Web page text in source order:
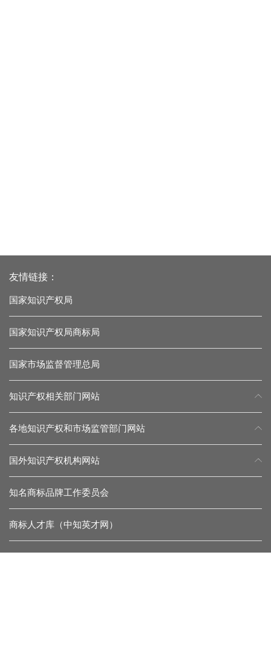
友情链接：
国家知识产权局
国家知识产权局商标局
国家市场监督管理总局
知识产权相关部门网站
各地知识产权和市场监管部门网站
国外知识产权机构网站
知名商标品牌工作委员会
商标人才库（中知英才网）